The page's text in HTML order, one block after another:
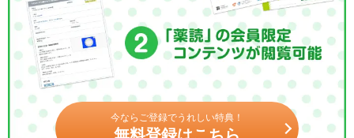
今ならご登録でうれしい特典！